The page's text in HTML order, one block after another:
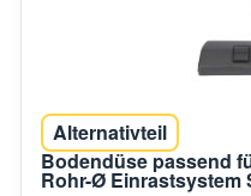
Alternativteil
Bodendüse passend
Rohr-Ø Einrastsystem